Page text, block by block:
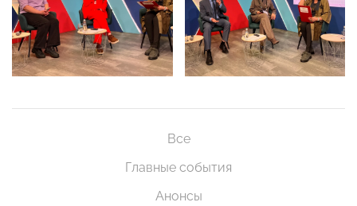
Все
Главные события
Анонсы